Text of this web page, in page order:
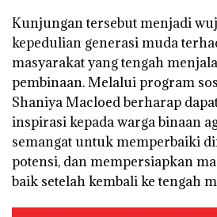
Kunjungan tersebut menjadi
kepedulian generasi muda
masyarakat yang tengah
pembinaan. Melalui program
Shaniya Macloed berharap
inspirasi kepada warga binaan
semangat untuk memperbaiki
potensi, dan mempersiapkan
baik setelah kembali ke tengah